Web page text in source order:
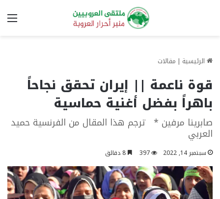
الرئيسية | مقالات
قوة ناعمة || إيران تحقق نجاحاً
باهراً بفضل أغنية حماسية
صابرينا مرفين * ترجم هذا المقال من الفرنسية حميد
العربي
سبتمبر 14, 2022 397